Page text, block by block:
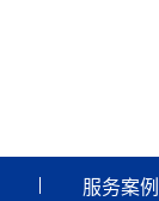
服务案例